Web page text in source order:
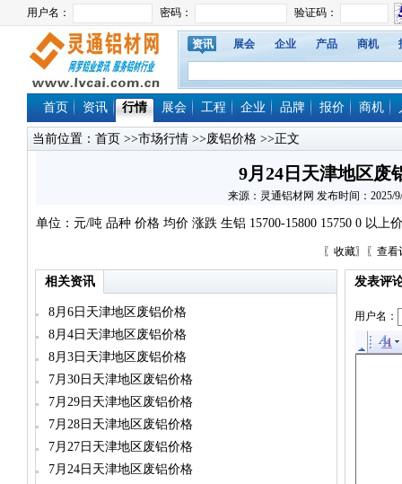
资讯 展会 企业 产品 商机
首页 资讯 行情 展会 工程 企业 品牌 报价 商机
当前位置： 首页 >>市场行情 >>废铝价格 >>正文
9月24日天津地区废
来源：灵通铝材网 发布时间：2025/
单位：元/吨 品种 价格 均价 涨跌 生铝 15700-15800 15750 0 以上
〖 收藏〗〖 查看
相关资讯
8月6日天津地区废铝价格
8月4日天津地区废铝价格
8月3日天津地区废铝价格
7月30日天津地区废铝价格
7月29日天津地区废铝价格
7月28日天津地区废铝价格
7月27日天津地区废铝价格
7月24日天津地区废铝价格
发表评
用户名：